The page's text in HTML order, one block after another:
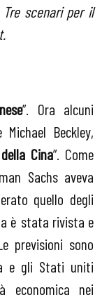
scenari per il
”. Ora alcuni
Beckley,
Cina”. Come
Sachs aveva
quello degli
è stata rivista e
previsioni sono
e gli Stati uniti
economica nei